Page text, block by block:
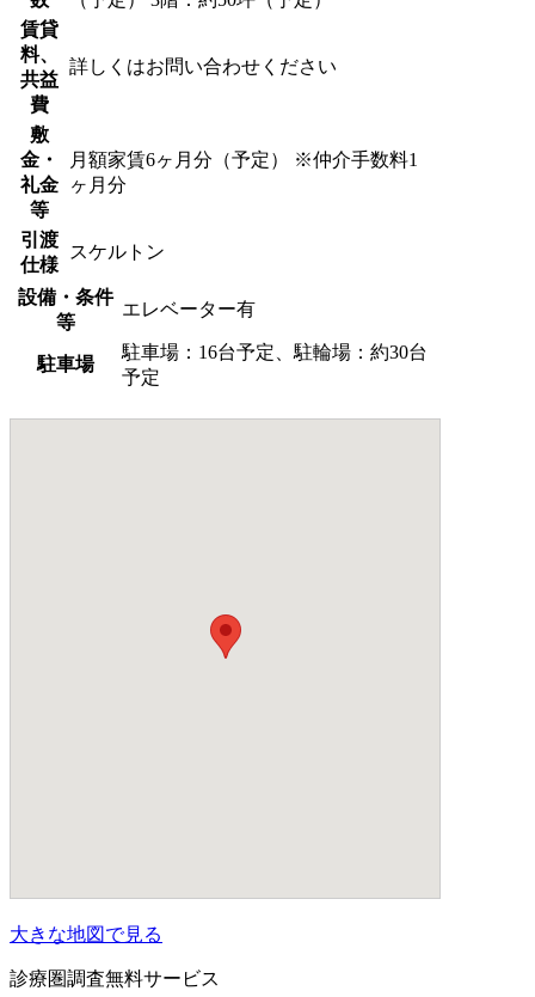
賃貸
料、
共益
費
詳しくはお問い合わせください
敷
金・
礼金
等
月額家賃6ヶ月分（予定） ※仲介手数料1
ヶ月分
引渡
仕様
スケルトン
設備・条件
等
エレベーター有
駐車場
駐車場：16台予定、駐輪場：約30台
予定
大きな地図で見る
診療圏調査無料サービス